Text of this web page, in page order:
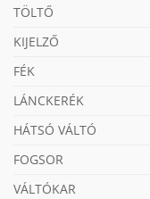
TÖLTŐ
KIJELZŐ
FÉK
LÁNCKERÉK
HÁTSÓ VÁLTÓ
FOGSOR
VÁLTÓKAR